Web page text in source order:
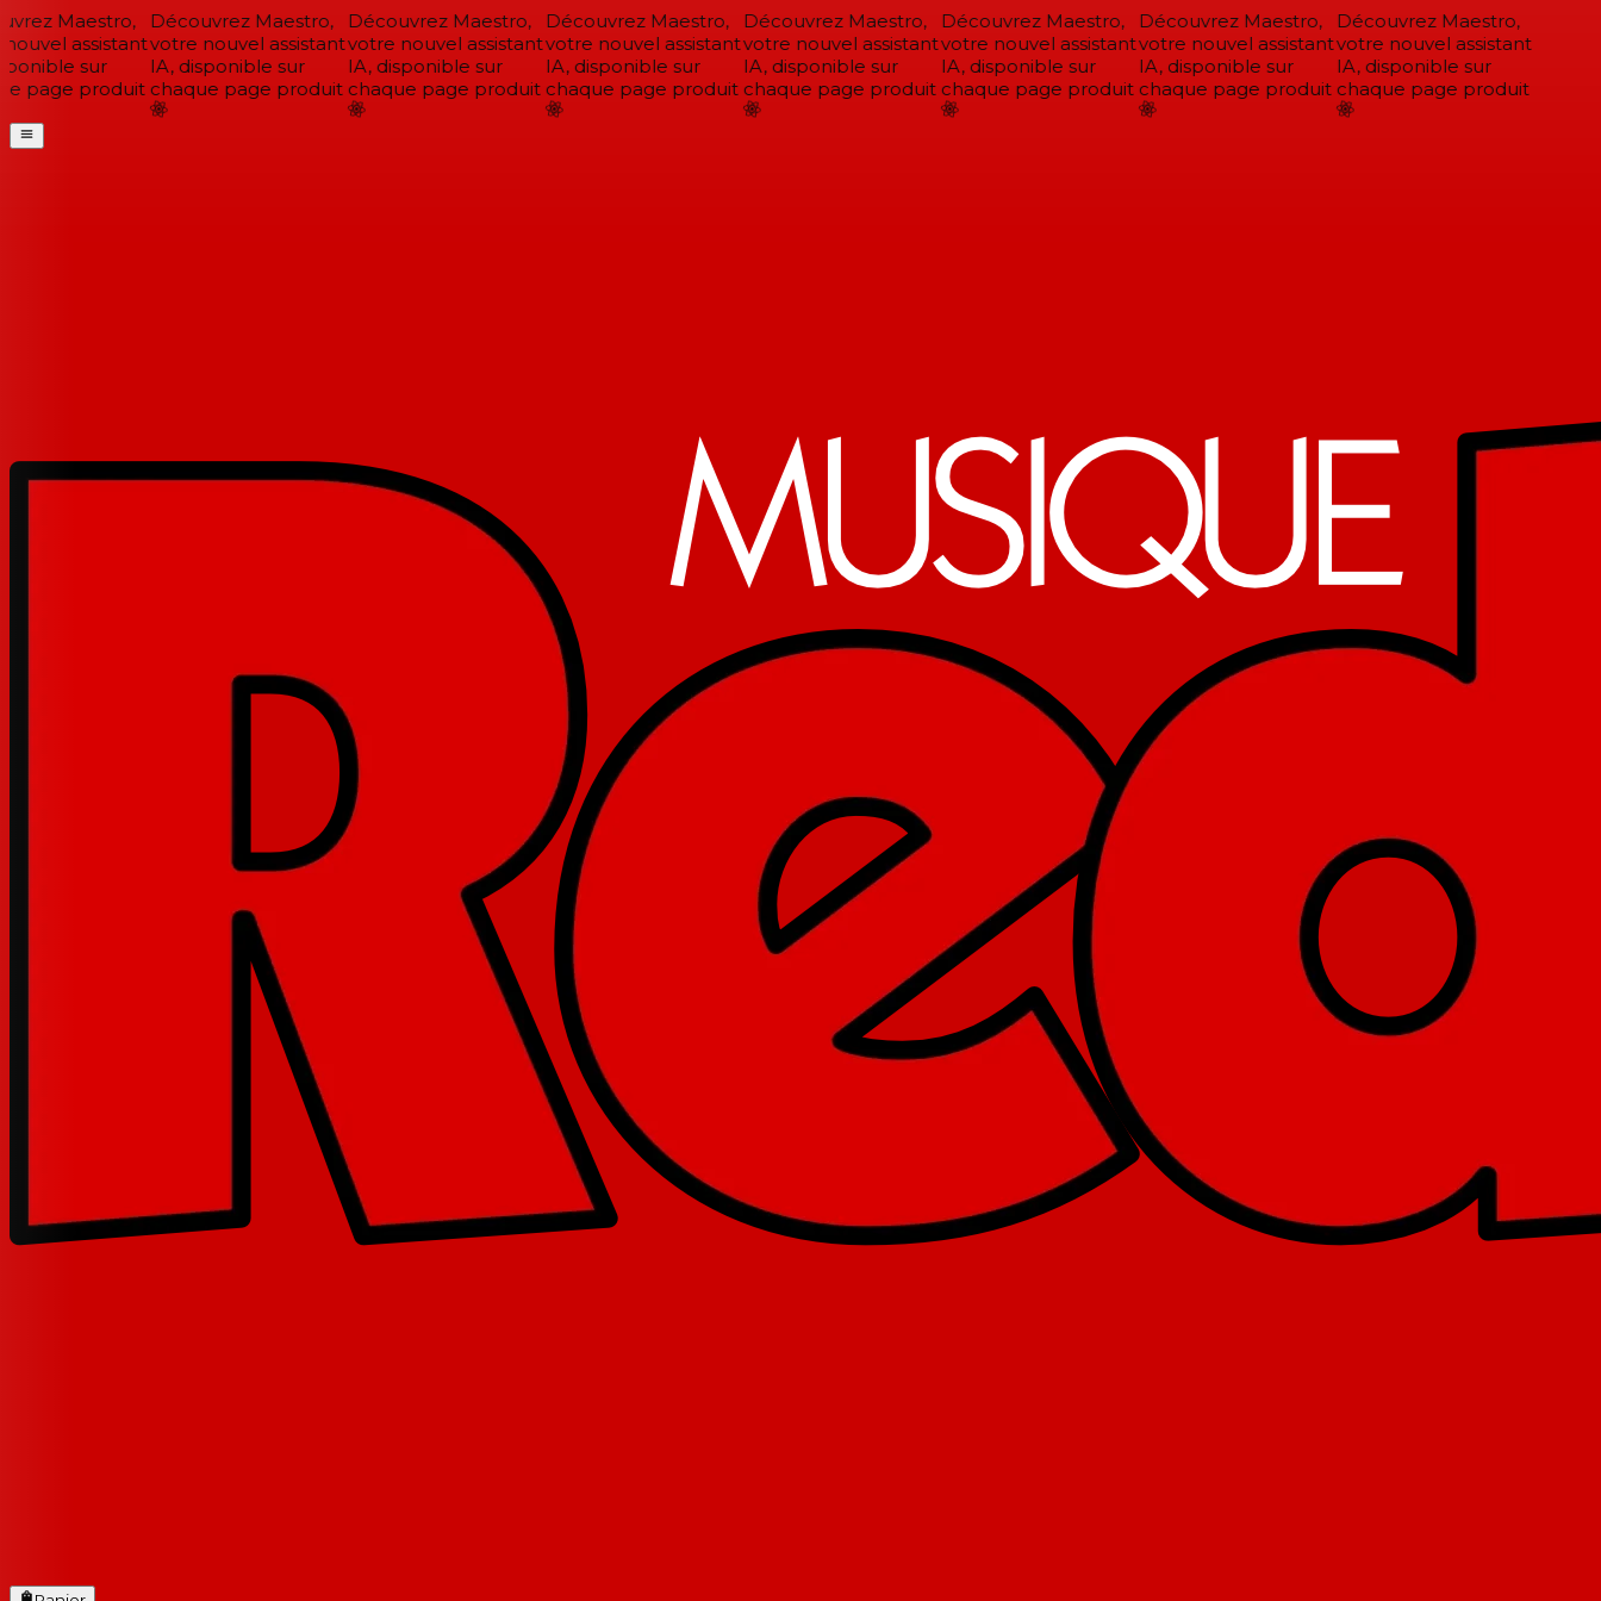
Maestro,
assistant
sur
page produit
Découvrez Maestro,
votre nouvel assistant
IA, disponible sur
chaque page produit
Découvrez Maestro,
votre nouvel assistant
IA, disponible sur
chaque page produit
Découvrez Maestro,
votre nouvel assistant
IA, disponible sur
chaque page produit
Découvrez Maestro,
votre nouvel assistant
IA, disponible sur
chaque page produit
Découvrez Maestro,
votre nouvel assistant
IA, disponible sur
chaque page produit
Découvrez Maestro,
votre nouvel assistant
IA, disponible sur
chaque page produit
Découvrez Maestro,
votre nouvel assistant
IA, disponible sur
chaque page produit